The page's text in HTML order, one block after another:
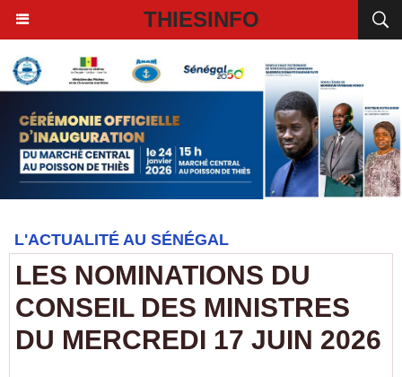
THIESINFO
L'ACTUALITÉ AU SÉNÉGAL
LES NOMINATIONS DU
CONSEIL DES MINISTRES
DU MERCREDI 17 JUIN 2026